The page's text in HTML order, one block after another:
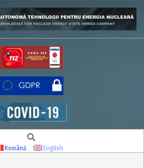
Search
Română English